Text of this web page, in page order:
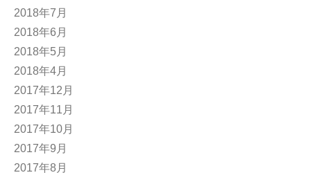
2018年7月
2018年6月
2018年5月
2018年4月
2017年12月
2017年11月
2017年10月
2017年9月
2017年8月